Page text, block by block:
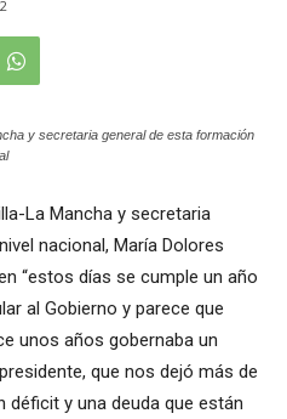
y secretaria general de esta formación
La Mancha y secretaria
nacional, María Dolores
“estos días se cumple un año
al Gobierno y parece que
unos años gobernaba un
que nos dejó más de
déficit y una deuda que están